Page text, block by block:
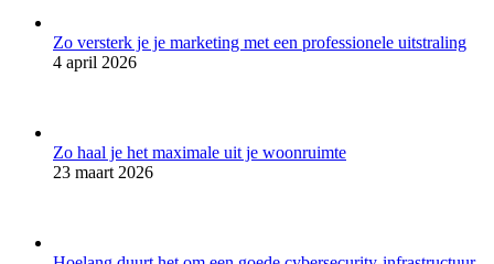
Zo versterk je je marketing met een professionele uitstraling
4 april 2026
Zo haal je het maximale uit je woonruimte
23 maart 2026